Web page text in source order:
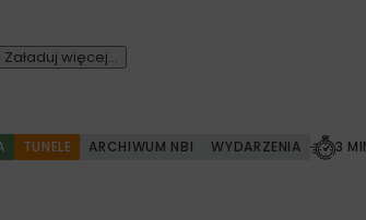
Załaduj więcej...
TUNELE ARCHIWUM NBI WYDARZENIA 3